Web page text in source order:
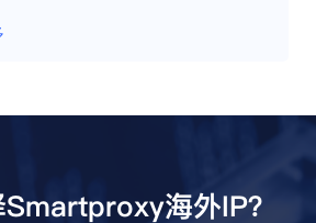
海外IP？